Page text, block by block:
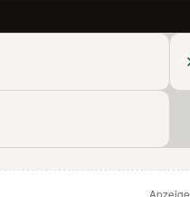
Anzeige